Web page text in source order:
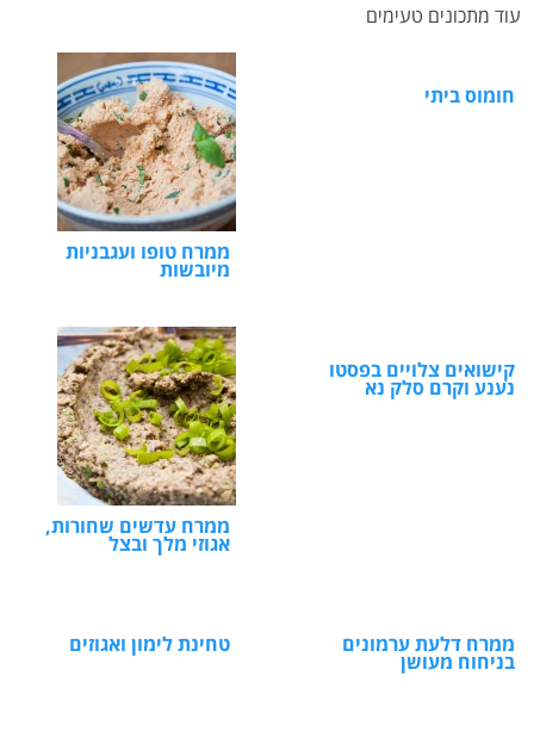
עוד מתכונים טעימים
חומוס ביתי
ממרח טופו ועגבניות
מיובשות
קישואים צלויים בפסטו
נענע וקרם סלק נא
ממרח עדשים שחורות,
אגוזי מלך ובצל
ממרח דלעת ערמונים
בניחוח מעושן
טחינת לימון ואגוזים